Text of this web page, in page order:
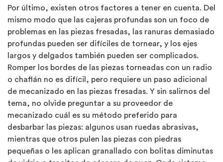
Por último, existen otros factores a tener en cuenta. Del
mismo modo que las cajeras profundas son un foco de
problemas en las piezas fresadas, las ranuras demasiado
profundas pueden ser difíciles de tornear, y los ejes
largos y delgados también pueden ser complicados.
Romper los bordes de las piezas torneadas con un radio
o chaflán no es difícil, pero requiere un paso adicional
de mecanizado en las piezas fresadas. Y sin salirnos del
tema, no olvide preguntar a su proveedor de
mecanizado cuál es su método preferido para
desbarbar las piezas: algunos usan ruedas abrasivas,
mientras que otros pulen las piezas con piedras
pequeñas o les aplican granallado con bolitas diminutas